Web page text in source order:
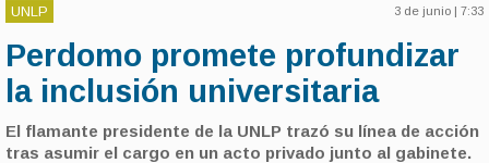
UNLP 3 de junio | 7:33
Perdomo promete profundizar
la inclusión universitaria
El flamante presidente de la UNLP trazó su línea de acción
tras asumir el cargo en un acto privado junto al gabinete.